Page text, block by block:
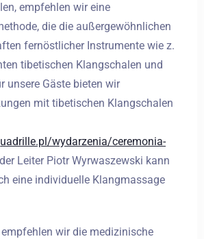
empfehlen wir eine
die die außergewöhnlichen
fernöstlicher Instrumente wie z.
tibetischen Klangschalen und
unsere Gäste bieten wir
mit tibetischen Klangschalen
wydarzenia/ceremonia-
Leiter Piotr Wyrwaszewski kann
eine individuelle Klangmassage
wir die medizinische